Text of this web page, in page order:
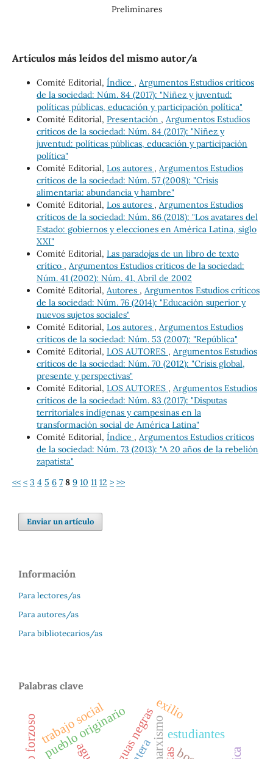
Preliminares
Artículos más leídos del mismo autor/a
Comité Editorial, Índice , Argumentos Estudios críticos
de la sociedad: Núm. 84 (2017): "Niñez y juventud:
políticas públicas, educación y participación política"
Comité Editorial, Presentación , Argumentos Estudios
críticos de la sociedad: Núm. 84 (2017): "Niñez y
juventud: políticas públicas, educación y participación
política"
Comité Editorial, Los autores , Argumentos Estudios
críticos de la sociedad: Núm. 57 (2008): "Crisis
alimentaria: abundancia y hambre"
Comité Editorial, Los autores , Argumentos Estudios
críticos de la sociedad: Núm. 86 (2018): "Los avatares del
Estado: gobiernos y elecciones en América Latina, siglo
XXI"
Comité Editorial, Las paradojas de un libro de texto
crítico , Argumentos Estudios críticos de la sociedad:
Núm. 41 (2002): Núm. 41, Abril de 2002
Comité Editorial, Autores , Argumentos Estudios críticos
de la sociedad: Núm. 76 (2014): "Educación superior y
nuevos sujetos sociales"
Comité Editorial, Los autores , Argumentos Estudios
críticos de la sociedad: Núm. 53 (2007): "República"
Comité Editorial, LOS AUTORES , Argumentos Estudios
críticos de la sociedad: Núm. 70 (2012): "Crisis global,
presente y perspectivas"
Comité Editorial, LOS AUTORES , Argumentos Estudios
críticos de la sociedad: Núm. 83 (2017): "Disputas
territoriales indígenas y campesinas en la
transformación social de América Latina"
Comité Editorial, Índice , Argumentos Estudios críticos
de la sociedad: Núm. 73 (2013): "A 20 años de la rebelión
zapatista"
<< < 3 4 5 6 7 8 9 10 11 12 > >>
Enviar un artículo
Información
Para lectores/as
Para autores/as
Para bibliotecarios/as
Palabras clave
marxismo
aguas negras
pueblo originario
trabajo social estudiantes
exilio